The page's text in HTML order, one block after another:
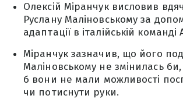
Олексій Міранчук висловив
Руслану Маліновському за
адаптації в італійській
Міранчук зазначив, що його
Маліновському не змінилась
б вони не мали можливості
чи потиснути руки.